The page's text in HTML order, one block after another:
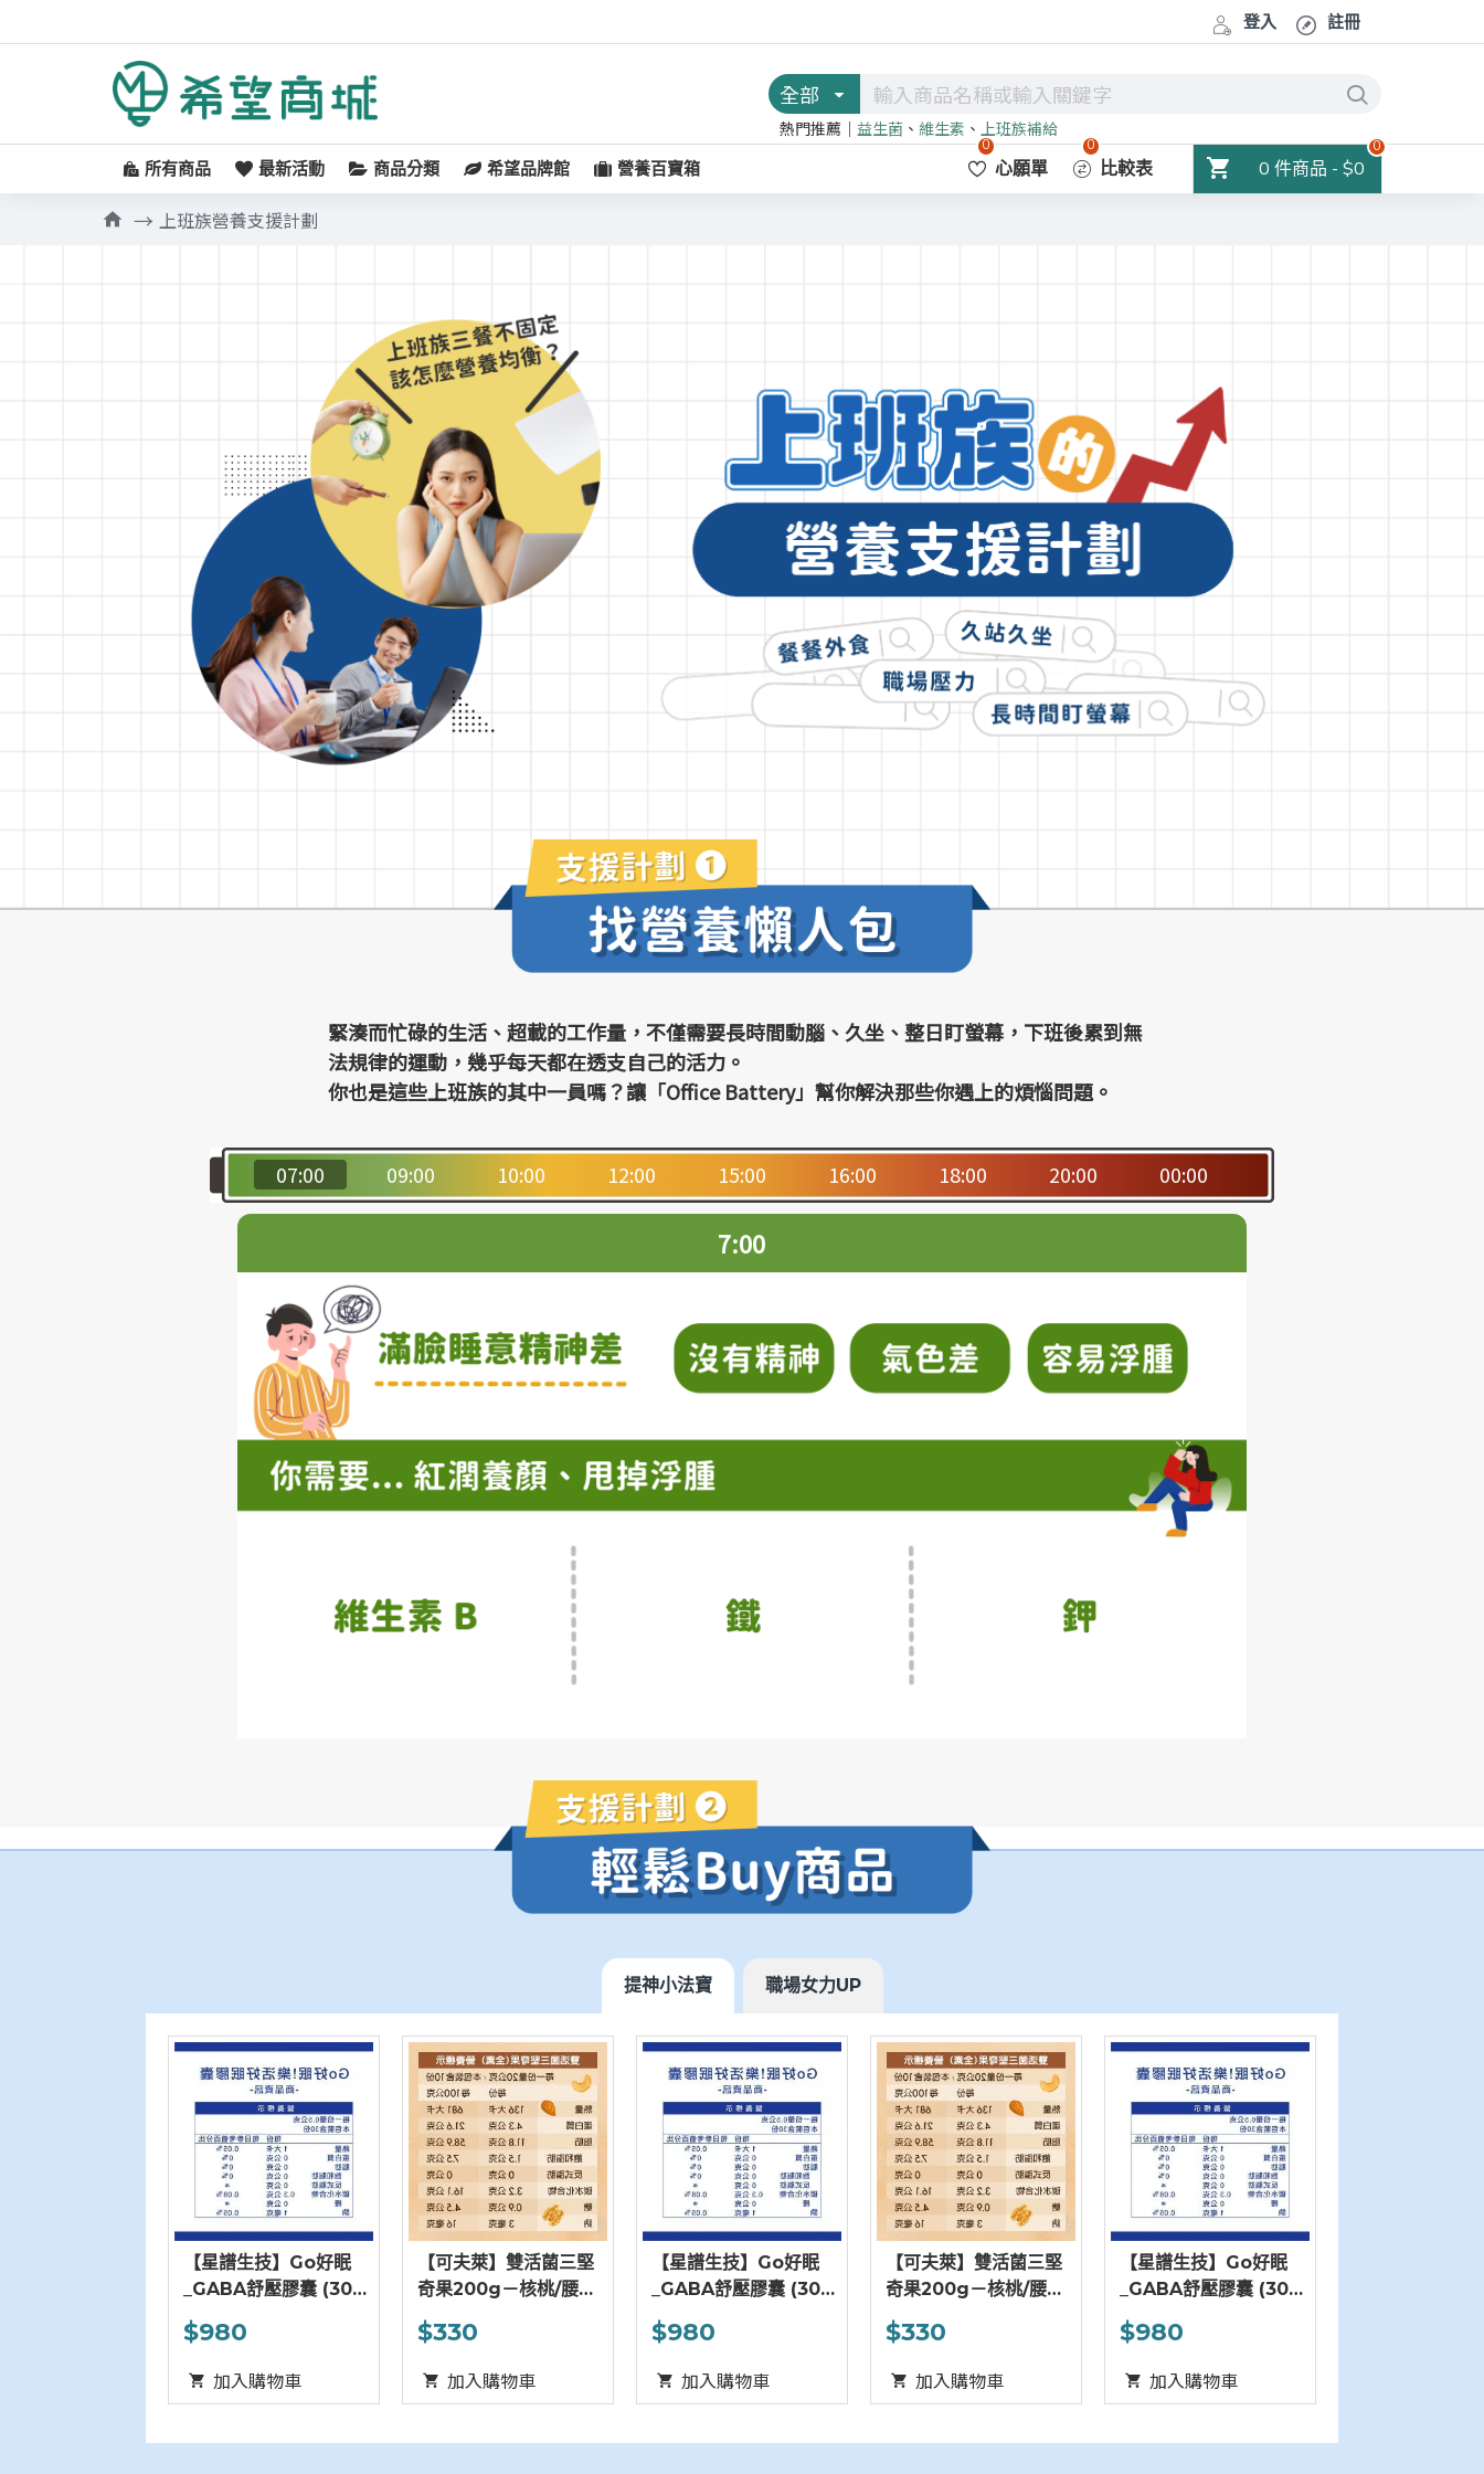
登入 註冊
全部
熱門推薦｜益生菌 、 維生素 、上班族補給
所有商品 最新活動 商品分類 希望品牌館 營養百寶箱 心願單
0
比較表
0
0 件商品 - $0
0
上班族營養支援計劃
緊湊而忙碌的生活、超載的工作量，不僅需要長時間動腦、久坐、整日盯螢幕，下班後累到無
法規律的運動，幾乎每天都在透支自己的活力。
你也是這些上班族的其中一員嗎？讓「Office Battery」幫你解決那些你遇上的煩惱問題。
07:00 09:00 10:00 12:00 15:00 16:00 18:00 20:00 00:00
7:00
提神小法寶 職場女力UP
【可夫萊】雙活菌三堅
奇果200g－核桃/腰果/
加入購物車
【星譜生技】Go好眠
_GABA舒壓膠囊 (30
加入購物車
【可夫萊】雙活菌三堅
奇果200g－核桃/腰果/
加入購物車
【星譜生技】Go好眠
_GABA舒壓膠囊 (30
加入購物車
【可夫萊】雙活菌三堅
奇果200g－核桃/腰果/
加入購物車